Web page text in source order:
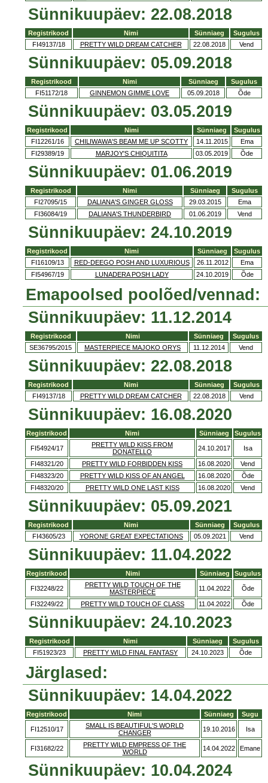
Sünnikuupäev: 22.08.2018
Registrikood Nimi Sünniaeg
Sugulus
FI49137/18
PRETTY WILD DREAM CATCHER 22.08.2018 Vend
Sünnikuupäev: 05.09.2018
Registrikood Nimi Sünniaeg
Sugulus
FI51172/18
GINNEMON GIMME LOVE 05.09.2018 Õde
Sünnikuupäev: 03.05.2019
Registrikood Nimi Sünniaeg
Sugulus
FI12261/16
CHILIWAWA'S BEAM ME UP SCOTTY 14.11.2015
Ema
FI29389/19
MARJOY'S CHIQUITITA 03.05.2019 Õde
Sünnikuupäev: 01.06.2019
Registrikood Nimi Sünniaeg
Sugulus
FI27095/15
DALIANA'S GINGER GLOSS 29.03.2015
Ema
FI36084/19
DALIANA'S THUNDERBIRD 01.06.2019 Vend
Sünnikuupäev: 24.10.2019
Registrikood Nimi Sünniaeg
Sugulus
FI16109/13
RED-DEEGO POSH AND LUXURIOUS 26.11.2012
Ema
FI54967/19
LUNADERA POSH LADY 24.10.2019 Õde
Emapoolsed poolõed/vennad:
Sünnikuupäev: 11.12.2014
Registrikood Nimi Sünniaeg
Sugulus
SE36795/2015
MASTERPIECE MAJOKO ORYS 11.12.2014 Vend
Sünnikuupäev: 22.08.2018
Registrikood Nimi Sünniaeg
Sugulus
FI49137/18
PRETTY WILD DREAM CATCHER 22.08.2018 Vend
Sünnikuupäev: 16.08.2020
Registrikood Nimi Sünniaeg Sugulus
FI54924/17
PRETTY WILD KISS FROM
DONATELLO
24.10.2017 Isa
FI48321/20 PRETTY WILD FORBIDDEN KISS 16.08.2020
Vend
FI48323/20
PRETTY WILD KISS OF AN ANGEL 16.08.2020
Õde
FI48320/20
PRETTY WILD ONE LAST KISS 16.08.2020 Vend
Sünnikuupäev: 05.09.2021
Registrikood Nimi Sünniaeg
Sugulus
FI43605/23
YORONE GREAT EXPECTATIONS 05.09.2021 Vend
Sünnikuupäev: 11.04.2022
Registrikood Nimi Sünniaeg Sugulus
FI32248/22
PRETTY WILD TOUCH OF THE
MASTERPIECE
11.04.2022 Õde
FI32249/22 PRETTY WILD TOUCH OF CLASS 11.04.2022 Õde
Sünnikuupäev: 24.10.2023
Registrikood Nimi Sünniaeg
Sugulus
FI51923/23
PRETTY WILD FINAL FANTASY 24.10.2023 Õde
Järglased:
Sünnikuupäev: 14.04.2022
Registrikood Nimi Sünniaeg Sugu
FI12510/17
SMALL IS BEAUTIFUL'S WORLD
CHANGER
19.10.2016 Isa
FI31682/22
PRETTY WILD EMPRESS OF THE
WORLD
14.04.2022 Emane
Sünnikuupäev: 10.04.2024